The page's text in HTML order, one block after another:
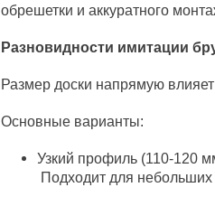
обрешетки и аккуратного
Разновидности имитации
Размер доски напрямую
Основные варианты:
Узкий профиль (110-120
Подходит для